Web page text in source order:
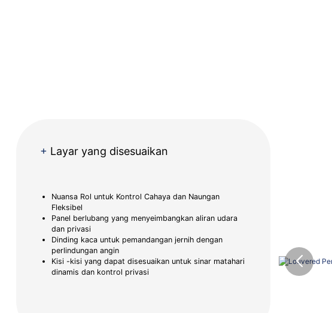
+ Layar yang disesuaikan
Nuansa Rol untuk Kontrol Cahaya dan Naungan
Fleksibel
Panel berlubang yang menyeimbangkan aliran udara
dan privasi
Dinding kaca untuk pemandangan jernih dengan
perlindungan angin
Kisi -kisi yang dapat disesuaikan untuk sinar matahari
dinamis dan kontrol privasi